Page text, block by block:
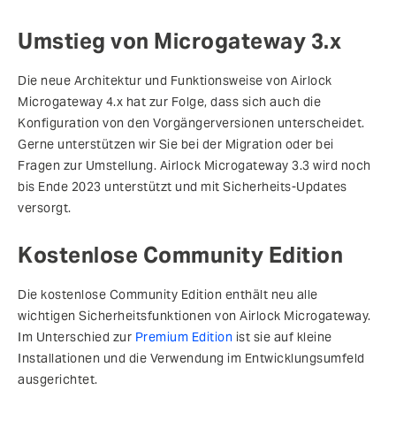
Umstieg von Microgateway 3.x
Die neue Architektur und Funktionsweise von Airlock
Microgateway 4.x hat zur Folge, dass sich auch die
Konfiguration von den Vorgängerversionen unterscheidet.
Gerne unterstützen wir Sie bei der Migration oder bei
Fragen zur Umstellung. Airlock Microgateway 3.3 wird noch
bis Ende 2023 unterstützt und mit Sicherheits-Updates
versorgt.
Kostenlose Community Edition
Die kostenlose Community Edition enthält neu alle
wichtigen Sicherheitsfunktionen von Airlock Microgateway.
Im Unterschied zur Premium Edition ist sie auf kleine
Installationen und die Verwendung im Entwicklungsumfeld
ausgerichtet.